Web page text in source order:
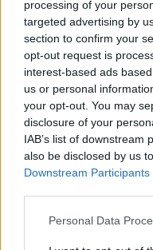
processing of your
targeted advertising by
section to confirm your
opt-out request is
interest-based ads
us or personal
your opt-out. You may
disclosure of your
IAB’s list of downstream
also be disclosed by us
Downstream Participants
Personal Data
σταμάτησε να
ηθοποιός και